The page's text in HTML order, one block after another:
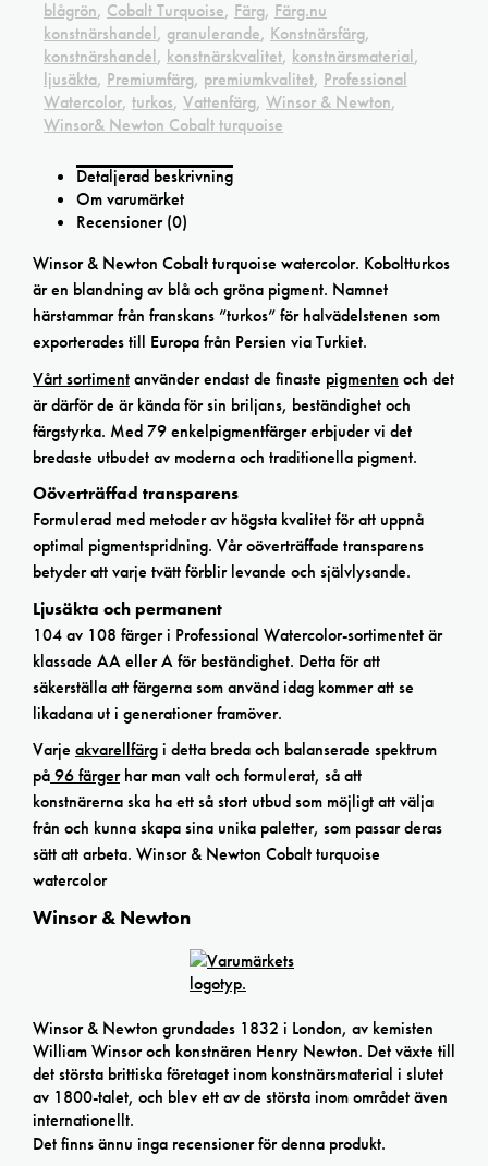
blågrön, Cobalt Turquoise, Färg, Färg.nu
konstnärshandel, granulerande, Konstnärsfärg,
konstnärshandel, konstnärskvalitet, konstnärsmaterial,
ljusäkta, Premiumfärg, premiumkvalitet, Professional
Watercolor, turkos, Vattenfärg, Winsor & Newton,
Winsor& Newton Cobalt turquoise
Detaljerad beskrivning
Om varumärket
Recensioner (0)
Winsor & Newton Cobalt turquoise watercolor. Koboltturkos
är en blandning av blå och gröna pigment. Namnet
härstammar från franskans ”turkos” för halvädelstenen som
exporterades till Europa från Persien via Turkiet.
Vårt sortimentanvänder endast de finaste pigmenten och det
är därför de är kända för sin briljans, beständighet och
färgstyrka. Med 79 enkelpigmentfärger erbjuder vi det
bredaste utbudet av moderna och traditionella pigment.
Oöverträffad transparens
Formulerad med metoder av högsta kvalitet för att uppnå
optimal pigmentspridning. Vår oöverträffade transparens
betyder att varje tvätt förblir levande och självlysande.
Ljusäkta och permanent
104 av 108 färger i Professional Watercolor-sortimentet är
klassade AA eller A för beständighet. Detta för att
säkerställa att färgerna som använd idag kommer att se
likadana ut i generationer framöver.
Varje akvarellfärgi detta breda och balanserade spektrum
på96 färgerhar man valt och formulerat, så att
konstnärerna ska ha ett så stort utbud som möjligt att välja
från och kunna skapa sina unika paletter, som passar deras
sätt att arbeta. Winsor & Newton Cobalt turquoise
watercolor
Winsor & Newton
Winsor & Newton grundades 1832 i London, av kemisten
William Winsor och konstnären Henry Newton. Det växte till
det största brittiska företaget inom konstnärsmaterial i slutet
av 1800-talet, och blev ett av de största inom området även
internationellt.
Det finns ännu inga recensioner för denna produkt.